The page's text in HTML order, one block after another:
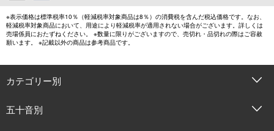
※表示価格は標準税率10％（軽減税率対象商品は8％）の消費税を含んだ税込価格です。なお、
軽減税率対象商品において、用途により軽減税率が適用されない場合がございます。詳しくは
売場係員におたずねください。 ※数量に限りがございますので、売切れ・品切れの際はご容赦
願います。 ※記載以外の商品は参考商品です。
カテゴリー別
五十音別